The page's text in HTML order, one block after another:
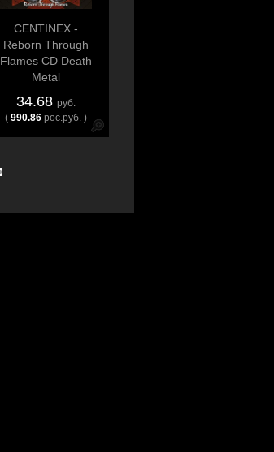
CENTINEX -
Reborn Through
Flames CD Death
Metal
34.68 руб.
( 990.86 рос.руб. )